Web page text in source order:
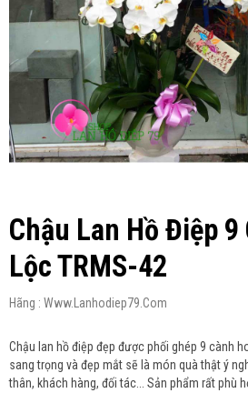
Chậu Lan Hồ Điệp 9
Lộc TRMS-42
Hãng : Www.lanhodiep79.com
Chậu lan hồ điệp đẹp được phối ghép 9 cành
sang trọng và đẹp mắt sẽ là món quà thật ý
thân, khách hàng, đối tác... Sản phẩm rất phù